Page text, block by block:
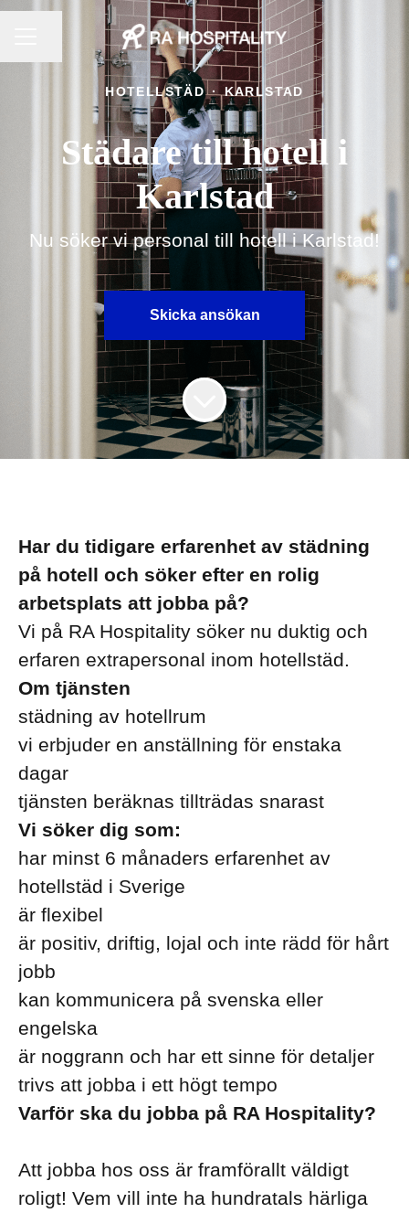
KARRIÄRMENY
Dela sidan
HOTELLSTÄD · KARLSTAD
Städare till hotell i
Karlstad
Nu söker vi personal till hotell i Karlstad!
Skicka ansökan
Har du tidigare erfarenhet av städning
på hotell och söker efter en rolig
arbetsplats att jobba på?
Vi på RA Hospitality söker nu duktig och
erfaren extrapersonal inom hotellstäd.
Om tjänsten
städning av hotellrum
vi erbjuder en anställning för enstaka
dagar
tjänsten beräknas tillträdas snarast
Vi söker dig som:
har minst 6 månaders erfarenhet av
hotellstäd i Sverige
är flexibel
är positiv, driftig, lojal och inte rädd för hårt
jobb
kan kommunicera på svenska eller
engelska
är noggrann och har ett sinne för detaljer
trivs att jobba i ett högt tempo
Varför ska du jobba på RA Hospitality?
Att jobba hos oss är framförallt väldigt
roligt! Vem vill inte ha hundratals härliga